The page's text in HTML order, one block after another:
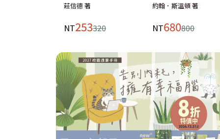
莊信德 著
NT253320
約翰．斯溫頓 著
NT680800